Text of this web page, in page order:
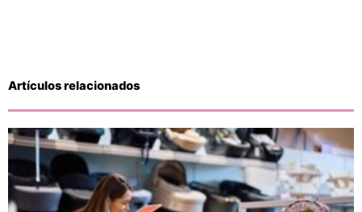
Artículos relacionados